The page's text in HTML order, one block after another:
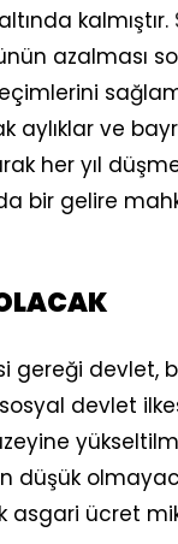
kalmıştır.
azalması
aylıklar ve
her yıl
bir gelire
gereği devlet,
devlet
düşük
asgari ücret